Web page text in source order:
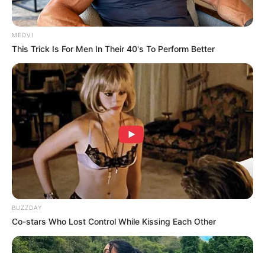
MEDVI
This Trick Is For Men In Their 40's To Perform Better
BUZZDAY
Co-stars Who Lost Control While Kissing Each Other